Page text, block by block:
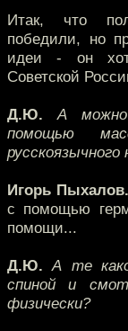
Итак, что
победили, но
идеи - он
Советской
Д.Ю. А можно
помощью
Игорь Пыхалов.
с помощью
помощи...
Д.Ю. А те
спиной и
физически?